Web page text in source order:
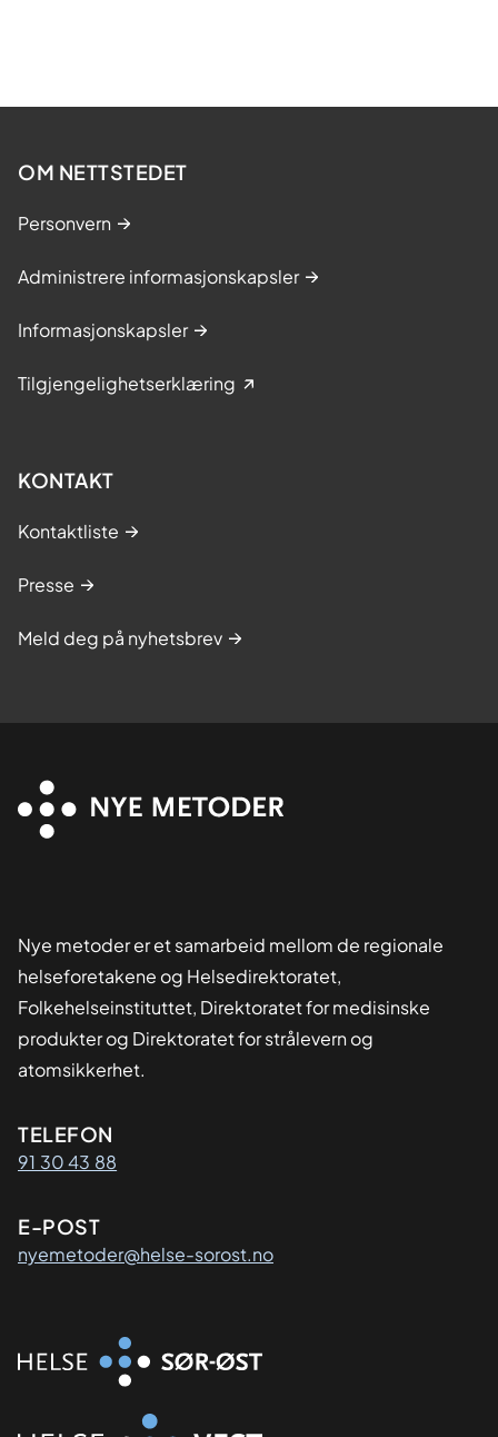
OM NETTSTEDET
Personvern
Administrere informasjonskapsler
Informasjonskapsler
Tilgjengelighetserklæring
KONTAKT
Kontaktliste
Presse
Meld deg på nyhetsbrev
Nye metoder er et samarbeid mellom de regionale
helseforetakene og Helsedirektoratet,
Folkehelseinstituttet, Direktoratet for medisinske
produkter og Direktoratet for strålevern og
atomsikkerhet.
Kontaktinformasjon
TELEFON
91 30 43 88
E-POST
nyemetoder@helse-sorost.no
Organisasjon